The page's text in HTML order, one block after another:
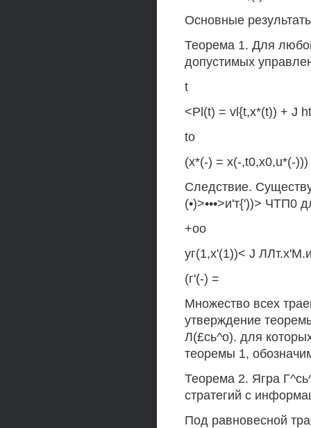
Основные
Теорема 1. Для
допустимых
t
<Pl(t) = vl{t,x*(t)) + J
to
(x*(-) = x(-,t0,x0,u*(-
Следствие.
(•)>•••>и'т{'))> ЧТП0
+оо
уг(1,х'(1))< J
(г'(-) =
Множество всех
утверждение
Л(£сь^о). для
теоремы 1,
Теорема 2. Ягра
стратегий с
Под равновесной